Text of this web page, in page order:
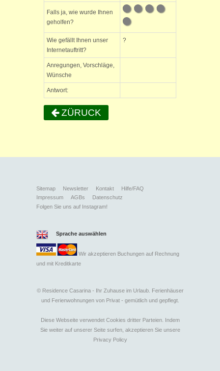
Falls ja, wie wurde Ihnen
geholfen?
Wie gefällt Ihnen unser
Internetauftritt?
?
Anregungen, Vorschläge,
Wünsche
Antwort:
ZÜRUCK
Sitemap Newsletter Kontakt
Hilfe/FAQ
Impressum
AGBs
Datenschutz
Folgen Sie uns auf Instagram!
Sprache auswählen
Wir akzeptieren Buchungen auf Rechnung
und mit Kreditkarte
©Residence Casarina - Ihr Zuhause im Urlaub. Ferienhäuser
und Ferienwohnungen von Privat - gemütlich und gepflegt.
Diese Webseite verwendet Cookies dritter Parteien. Indem
Sie weiter auf unserer Seite surfen, akzeptieren Sie unsere
Privacy Policy